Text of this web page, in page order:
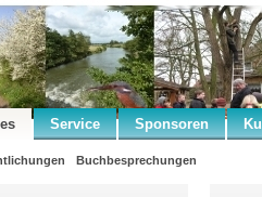
Service Sponsoren
Buchbesprechungen